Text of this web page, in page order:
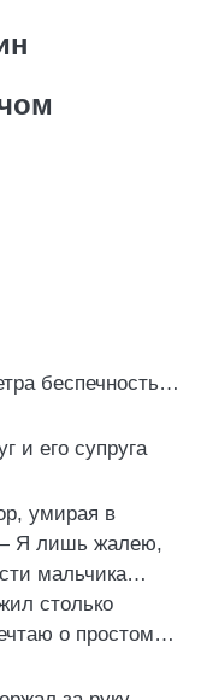
беспечность…
и его супруга
умирая в
— Я лишь жалею,
мальчика…
столько
о простом…